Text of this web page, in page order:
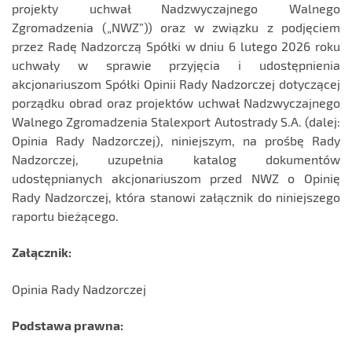
projekty uchwał Nadzwyczajnego Walnego
Zgromadzenia („NWZ”)) oraz w związku z podjęciem
przez Radę Nadzorczą Spółki w dniu 6 lutego 2026 roku
uchwały w sprawie przyjęcia i udostępnienia
akcjonariuszom Spółki Opinii Rady Nadzorczej dotyczącej
porządku obrad oraz projektów uchwał Nadzwyczajnego
Walnego Zgromadzenia Stalexport Autostrady S.A. (dalej:
Opinia Rady Nadzorczej), niniejszym, na prośbę Rady
Nadzorczej, uzupełnia katalog dokumentów
udostępnianych akcjonariuszom przed NWZ o Opinię
Rady Nadzorczej, która stanowi załącznik do niniejszego
raportu bieżącego.
Załącznik:
Opinia Rady Nadzorczej
Podstawa prawna: